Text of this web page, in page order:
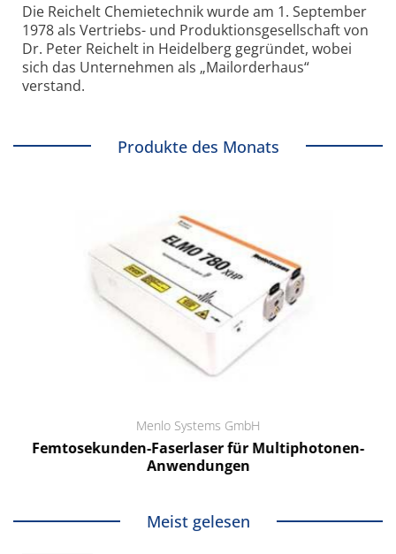
Die Reichelt Chemietechnik wurde am 1. September
1978 als Vertriebs- und Produktionsgesellschaft von
Dr. Peter Reichelt in Heidelberg gegründet, wobei
sich das Unternehmen als „Mailorderhaus“
verstand.
Produkte des Monats
Menlo Systems GmbH
Femtosekunden-Faserlaser für Multiphotonen-
Anwendungen
Meist gelesen